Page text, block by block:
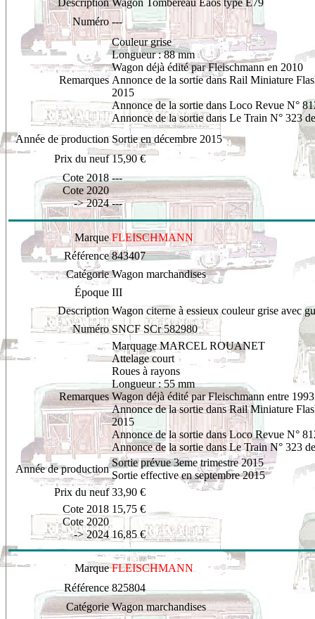
Description Wagon Tombereau Eaos type E79
Numéro ---
Remarques
Couleur grise
Longueur : 88 mm
Wagon déjà édité par Fleischmann en 2010
Annonce de la sortie dans Rail Miniature
2015
Annonce de la sortie dans Loco Revue N°
Annonce de la sortie dans Le Train N° 323
Année de production Sortie en décembre 2015
Prix du neuf 15,90 €
Cote 2018
Cote 2020
-> 2024
---
---
Marque FLEISCHMANN
Référence 843407
Catégorie Wagon marchandises
Époque III
Description Wagon citerne à essieux couleur grise avec
Numéro SNCF SCr 582980
Remarques
Marquage MARCEL ROUANET
Attelage court
Roues à rayons
Longueur : 55 mm
Wagon déjà édité par Fleischmann entre
Annonce de la sortie dans Rail Miniature
2015
Annonce de la sortie dans Loco Revue N°
Annonce de la sortie dans Le Train N° 323
Année de production
Sortie prévue 3eme trimestre 2015
Sortie effective en septembre 2015
Prix du neuf 33,90 €
Cote 2018
Cote 2020
-> 2024
15,75 €
16,85 €
Marque FLEISCHMANN
Référence 825804
Catégorie Wagon marchandises